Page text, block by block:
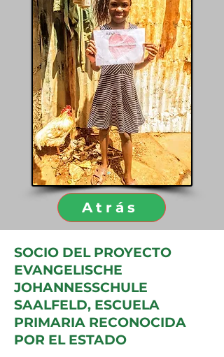
Atrás
SOCIO DEL PROYECTO
EVANGELISCHE
JOHANNESSCHULE
SAALFELD, ESCUELA
PRIMARIA RECONOCIDA
POR EL ESTADO